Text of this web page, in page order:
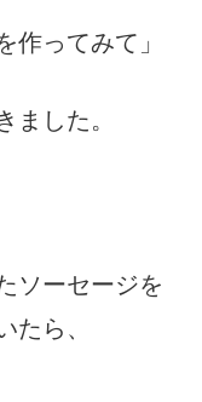
作ってみて」
ました。
ソーセージを
たら、